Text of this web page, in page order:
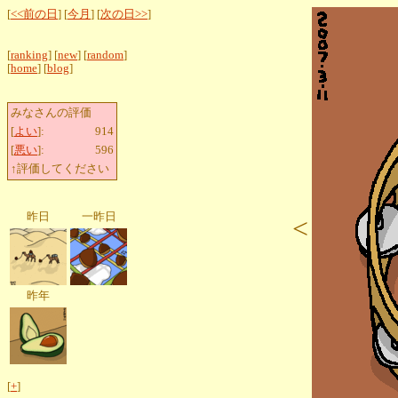
[<<前の日 ] [今月 ] [次の日>>]
[ranking] [new] [random]
[home] [blog]
みなさんの評価
[よい]:
914
[悪い]:
596
↑評価してください
昨日 一昨日
昨年
[+]
<